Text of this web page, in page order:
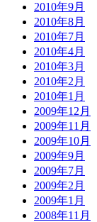
2010年9月
2010年8月
2010年7月
2010年4月
2010年3月
2010年2月
2010年1月
2009年12月
2009年11月
2009年10月
2009年9月
2009年7月
2009年2月
2009年1月
2008年11月